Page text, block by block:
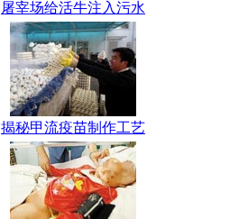
屠宰场给活牛注入污水
揭秘甲流疫苗制作工艺